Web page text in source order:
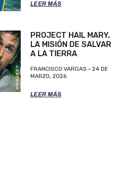
LEER MÁS
PROJECT HAIL MARY,
LA MISIÓN DE SALVAR
A LA TIERRA
FRANCISCO VARGAS
24 DE
MARZO, 2026
LEER MÁS